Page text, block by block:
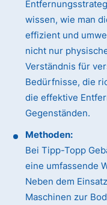
wissen, wie man
effizient und
nicht nur
Verständnis für
Bedürfnisse, die
die effektive
Gegenständen.
Methoden:
Bei Tipp-Topp
eine umfassende
Neben dem
Maschinen zur